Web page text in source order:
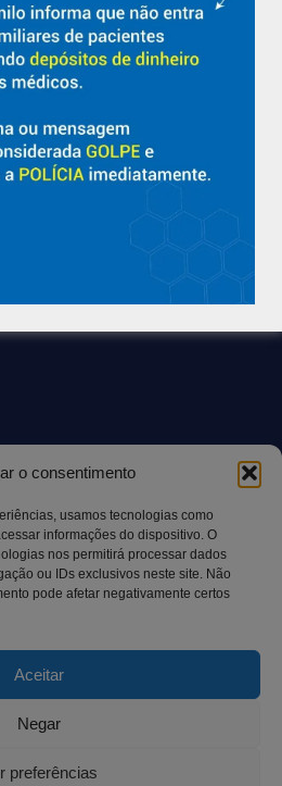
o consentimento
usamos tecnologias como
informações do dispositivo. O
nos permitirá processar dados
ou IDs exclusivos neste site. Não
pode afetar negativamente certos
Aceitar
Negar
preferências